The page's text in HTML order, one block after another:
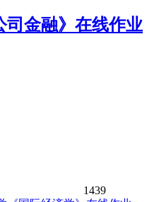
司金融》在线作业
1439